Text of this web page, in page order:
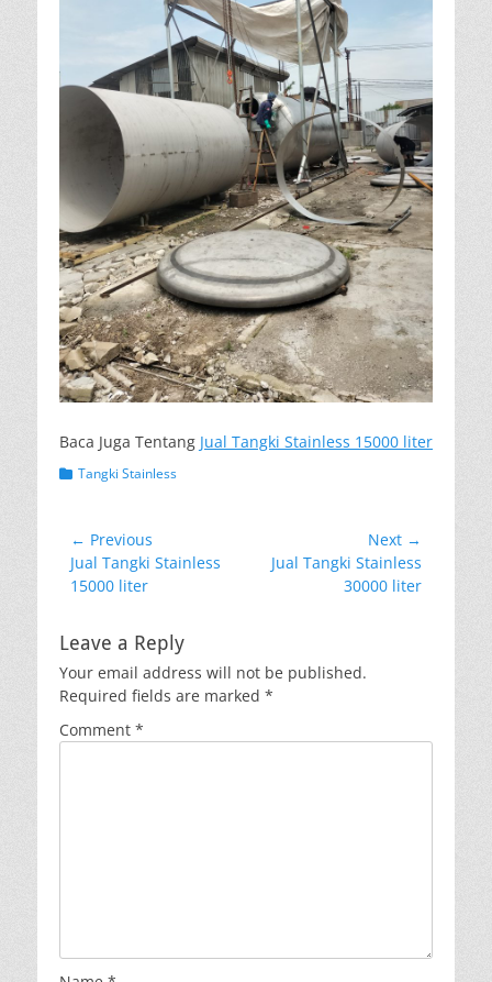
Baca Juga Tentang Jual Tangki Stainless 15000 liter
Categories
Tangki Stainless
Post
navigation
← Previous
Previous
post:
Jual Tangki Stainless
15000 liter
Next →
NextJual Tangki Stainless
30000 liter
Leave a Reply
Your email address will not be published.
Required fields are marked *
Comment *